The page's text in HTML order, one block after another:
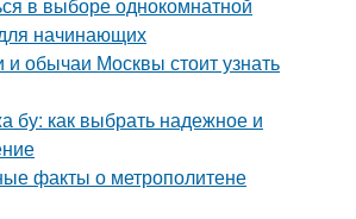
начинающих
и обычаи Москвы стоит узнать
бу: как выбрать надежное и
факты о метрополитене